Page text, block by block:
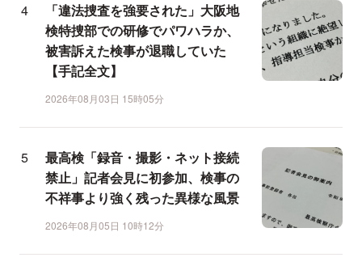
「違法捜査を強要された」大阪地
検特捜部での研修でパワハラか、
被害訴えた検事が退職していた
【手記全文】
2026年08月03日 15時05分
最高検「録音・撮影・ネット接続
禁止」記者会見に初参加、検事の
不祥事より強く残った異様な風景
2026年08月05日 10時12分